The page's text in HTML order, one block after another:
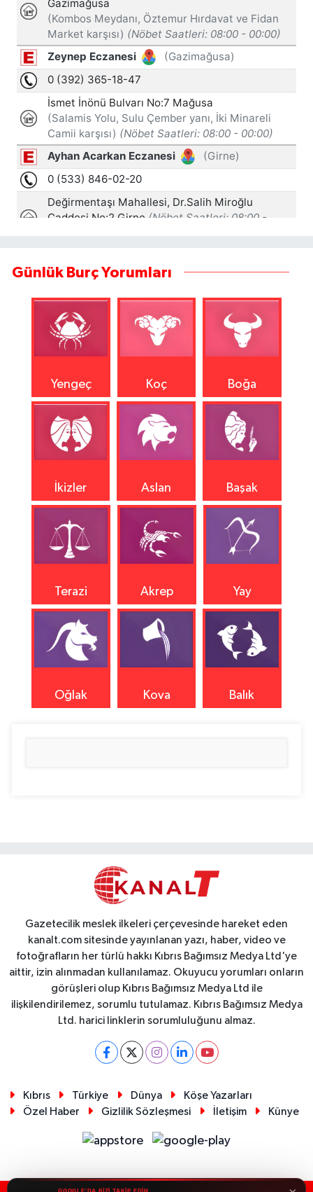
Günlük Burç Yorumları
Yengeç Koç Boğa
İkizler Aslan Başak
Terazi Akrep Yay
Oğlak Kova Balık
Gazetecilik meslek ilkeleri çerçevesinde hareket eden
kanalt.com sitesinde yayınlanan yazı, haber, video ve
fotoğrafların her türlü hakkı Kıbrıs Bağımsız Medya Ltd'ye
aittir, izin alınmadan kullanılamaz. Okuyucu yorumları onların
görüşleri olup Kıbrıs Bağımsız Medya Ltd ile
ilişkilendirilemez, sorumlu tutulamaz. Kıbrıs Bağımsız Medya
Ltd. harici linklerin sorumluluğunu almaz.
Kıbrıs Türkiye Dünya
Köşe Yazarları
Özel Haber
Gizlilik Sözleşmesi İletişim Künye
GOOGLE'DA BİZİ TAKİP EDİN